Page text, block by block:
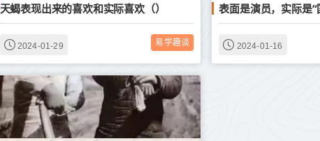
天蝎表现出来的喜欢和实际喜欢（）
2024-01-29 易学趣谈 2024-01-16